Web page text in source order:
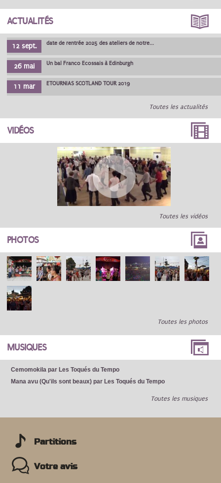
ACTUALITÉS
12 sept. date de rentrée 2025 des ateliers de notre...
26 mai Un bal Franco Ecossais à Edinburgh
11 mar ETOURNIAS SCOTLAND TOUR 2019
Toutes les actualités
VIDÉOS
Toutes les vidéos
PHOTOS
Toutes les photos
MUSIQUES
Cemomokila par Les Toqués du Tempo
Mana avu (Qu'ils sont beaux) par Les Toqués du Tempo
Toutes les musiques
Partitions
Votre avis